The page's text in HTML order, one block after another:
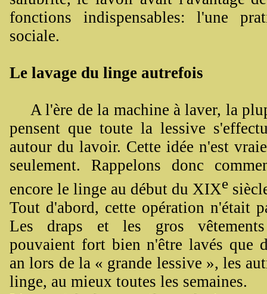
fonctions indispensables: l'une
sociale.
Le lavage du linge autrefois
A l'ère de la machine à laver, la
pensent que toute la lessive
autour du lavoir. Cette idée n'est
seulement. Rappelons donc
encore le linge au début du XIXe
Tout d'abord, cette opération n'était
Les draps et les gros
pouvaient fort bien n'être lavés que
an lors de la « grande lessive », les
linge, au mieux toutes les semaines.